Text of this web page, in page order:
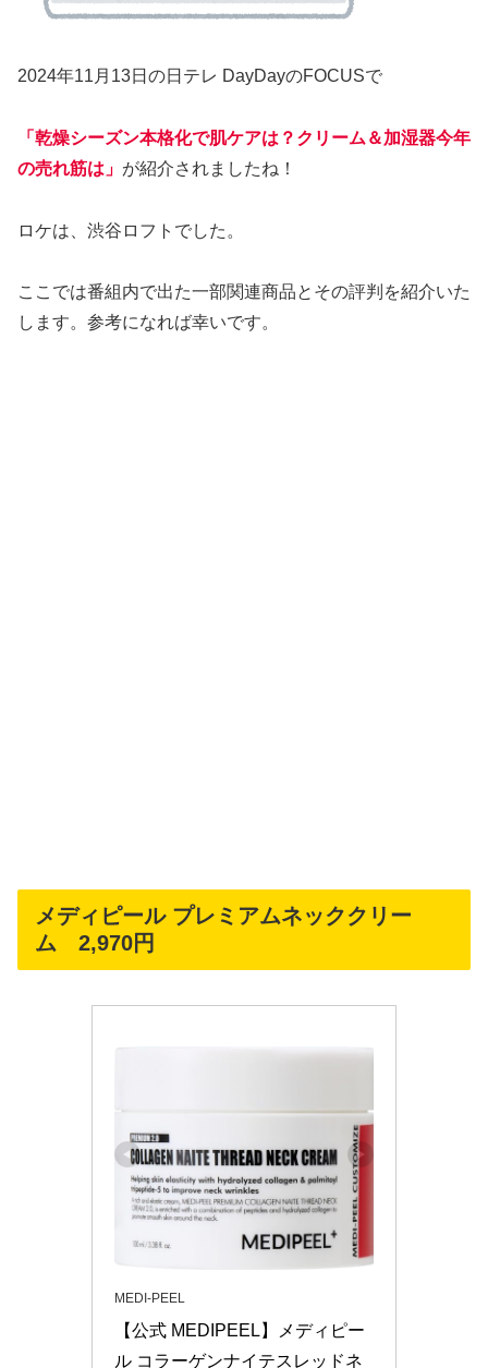
2024年11月13日の日テレ DayDayのFOCUSで
「乾燥シーズン本格化で肌ケアは？クリーム＆加湿器今年
の売れ筋は」 が紹介されましたね！
ロケは、渋谷ロフトでした。
ここでは番組内で出た一部関連商品とその評判を紹介いた
します。参考になれば幸いです。
メディピール プレミアムネッククリー
ム 2,970円
MEDI-PEEL
【公式 MEDIPEEL】メディピー
ル コラーゲンナイテスレッドネ